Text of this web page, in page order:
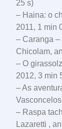
25 s)
– Haina: o
2011, 1 min
– Caranga –
Chicolam,
– O
2012, 3 min
– As
– Raspa
Lazaretti ,